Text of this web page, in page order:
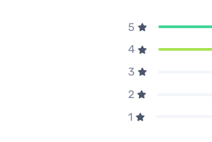
5
4
3
2
1